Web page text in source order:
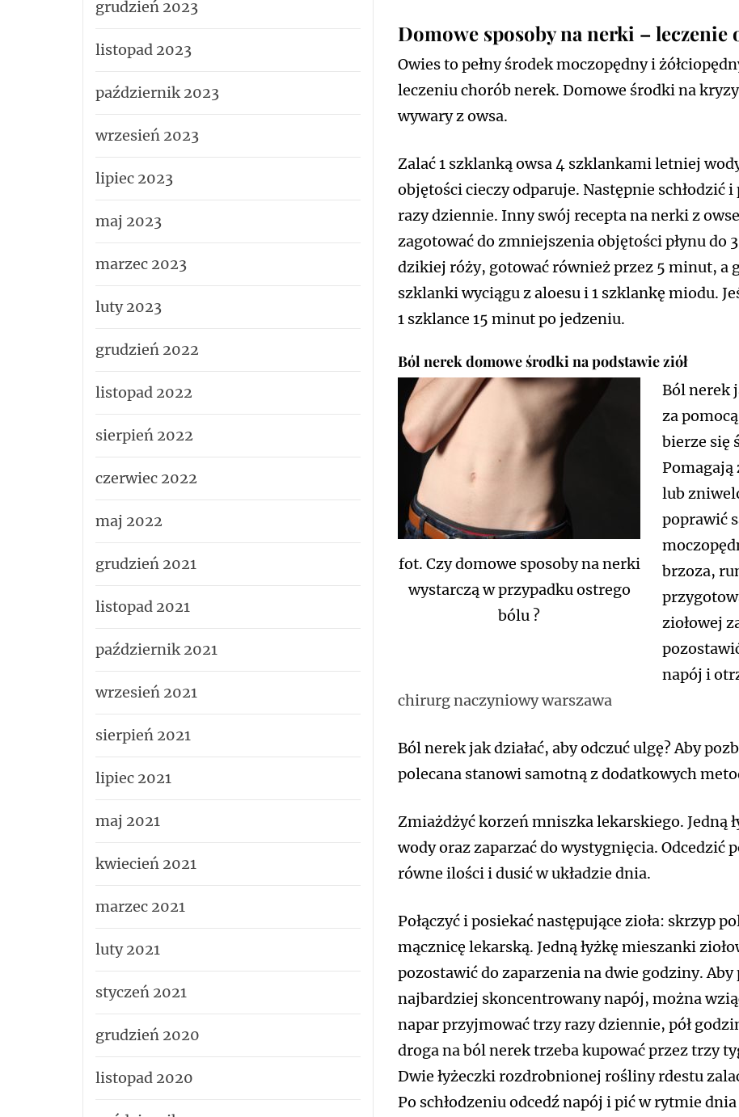
Domowe sposoby na nerki – leczenie
Owies to pełny środek moczopędny i
leczeniu chorób nerek. Domowe środki na
wywary z owsa.
Zalać 1 szklanką owsa 4 szklankami letniej
objętości cieczy odparuje. Następnie schłodzić i
razy dziennie. Inny swój recepta na nerki z
zagotować do zmniejszenia objętości płynu do
dzikiej róży, gotować również przez 5 minut, a
szklanki wyciągu z aloesu i 1 szklankę miodu.
1 szklance 15 minut po jedzeniu.
Ból nerek domowe środki na podstawie ziół
fot. Czy domowe sposoby na nerki
wystarczą w przypadku ostrego
bólu ?
Ból nerek
za
bierze się
Pomagają
lub
poprawić
brzoza,
ziołowej
napój i
chirurg naczyniowy warszawa
Ból nerek jak działać, aby odczuć ulgę? Aby
polecana stanowi samotną z dodatkowych
Zmiażdżyć korzeń mniszka lekarskiego. Jedną
wody oraz zaparzać do wystygnięcia. Odcedzić
równe ilości i dusić w układzie dnia.
Połączyć i posiekać następujące zioła: skrzyp
mącznicę lekarską. Jedną łyżkę mieszanki
pozostawić do zaparzenia na dwie godziny.
najbardziej skoncentrowany napój, można
napar przyjmować trzy razy dziennie, pół
droga na ból nerek trzeba kupować przez trzy
Dwie łyżeczki rozdrobnionej rośliny rdestu
Po schłodzeniu odcedź napój i pić w rytmie dnia
grudzień 2023
listopad 2023
październik 2023
wrzesień 2023
lipiec 2023
maj 2023
marzec 2023
luty 2023
grudzień 2022
listopad 2022
sierpień 2022
czerwiec 2022
maj 2022
grudzień 2021
listopad 2021
październik 2021
wrzesień 2021
sierpień 2021
lipiec 2021
maj 2021
kwiecień 2021
marzec 2021
luty 2021
styczeń 2021
grudzień 2020
listopad 2020